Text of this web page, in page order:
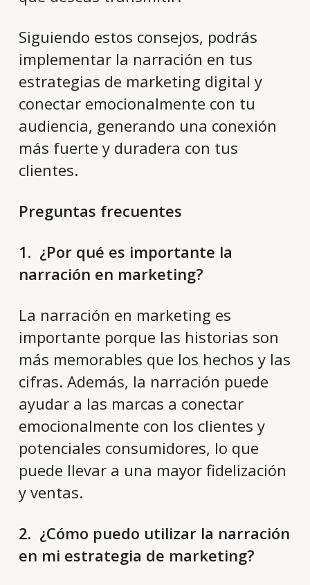
Siguiendo estos consejos, podrás
implementar la narración en tus
estrategias de marketing digital y
conectar emocionalmente con tu
audiencia, generando una conexión
más fuerte y duradera con tus
clientes.
Preguntas frecuentes
1. ¿Por qué es importante la
narración en marketing?
La narración en marketing es
importante porque las historias son
más memorables que los hechos y las
cifras. Además, la narración puede
ayudar a las marcas a conectar
emocionalmente con los clientes y
potenciales consumidores, lo que
puede llevar a una mayor fidelización
y ventas.
2. ¿Cómo puedo utilizar la narración
en mi estrategia de marketing?